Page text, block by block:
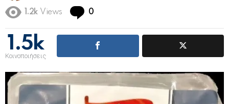
1.2k Views 0
1.5k
Κοινοποιήσεις